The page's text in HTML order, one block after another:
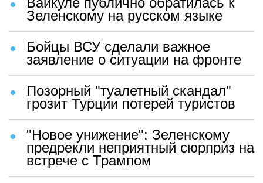
Зеленскому на русском языке
Бойцы ВСУ сделали важное
заявление о ситуации на фронте
Позорный "туалетный скандал"
грозит Турции потерей туристов
"Новое унижение": Зеленскому
предрекли неприятный сюрприз на
встрече с Трампом